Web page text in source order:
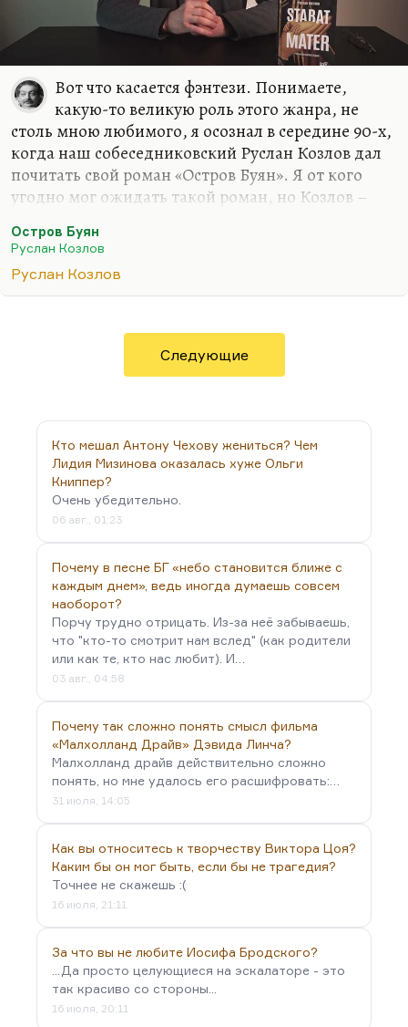
Вот что касается фэнтези. Понимаете,
какую-то великую роль этого жанра, не
столь мною любимого, я осознал в середине 90-х,
когда наш собеседниковский Руслан Козлов дал
почитать свой роман «Остров Буян». Я от кого
угодно мог ожидать такой роман, но Козлов –
редактировал «Смену» ленинградскую, он автор
первой публикации о «Митьках», он и открыл их
как течение. Он был автором первого ответа
принципами». Когда все замерли, думая, что это
произошел поворот в правительстве, а вот Козлов
взял и написал очень резкую и язвительную
Я знал его как очень сильного публициста. Он
замечательно писал,…
Остров Буян
Руслан Козлов
Руслан Козлов
Следующие
Кто мешал Антону Чехову жениться? Чем
Лидия Мизинова оказалась хуже Ольги
Книппер?
Очень убедительно.
06 авг., 01:23
Почему в песне БГ «небо становится ближе с
каждым днем», ведь иногда думаешь совсем
наоборот?
Порчу трудно отрицать. Из-за неё забываешь,
что "кто-то смотрит нам вслед" (как родители
или как те, кто нас любит). И…
03 авг., 04:58
Почему так сложно понять смысл фильма
«Малхолланд Драйв» Дэвида Линча?
Малхолланд драйв действительно сложно
понять, но мне удалось его расшифровать:…
31 июля, 14:05
Как вы относитесь к творчеству Виктора Цоя?
Каким бы он мог быть, если бы не трагедия?
Точнее не скажешь :(
16 июля, 21:11
За что вы не любите Иосифа Бродского?
...Да просто целующиеся на эскалаторе - это
так красиво со стороны...
16 июля, 20:11